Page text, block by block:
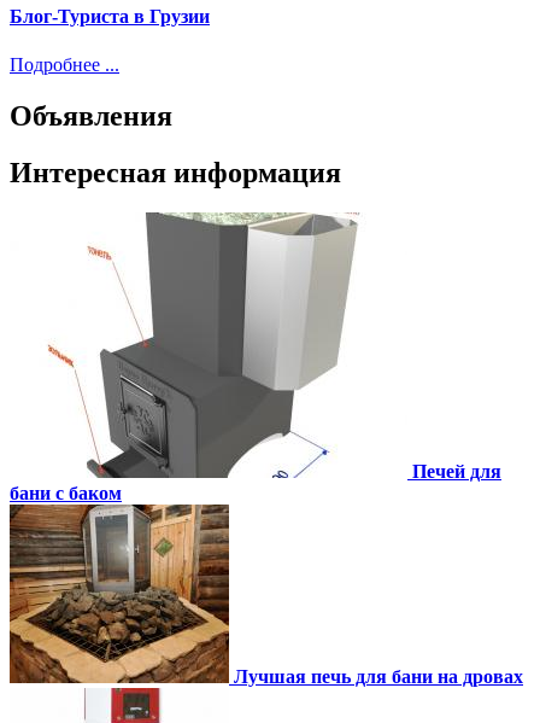
Блог-Туриста в Грузии
Подробнее ...
Объявления
Интересная информация
Печей для
бани с баком
Лучшая печь для бани на дровах